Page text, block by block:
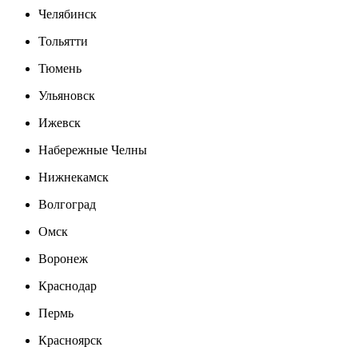
Челябинск
Тольятти
Тюмень
Ульяновск
Ижевск
Набережные Челны
Нижнекамск
Волгоград
Омск
Воронеж
Краснодар
Пермь
Красноярск